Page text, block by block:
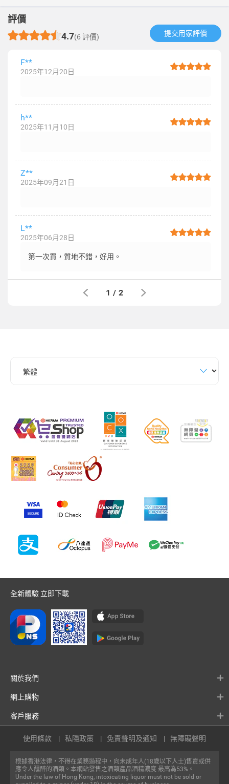
評價
4.7(6 評價) 提交用家評價​
F**
2025年12月20日
h**
2025年11月10日
Z**
2025年09月21日
L**
2025年06月28日
第一次買，質地不錯，好用。
1 / 2
全新體驗 立即下載
關於我們
網上購物
客戶服務
根據香港法律，不得在業務過程中，向未成年人(18歲以下人士)售賣或供
應令人醺醉的酒類。本網站發售之酒類產品酒精濃度 最高為53%。
Under the law of Hong Kong, intoxicating liquor must not be sold or
使用條款 私隱政策 免責聲明及通知 無障礙聲明